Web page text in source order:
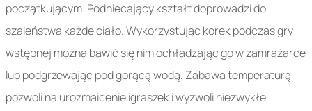
początkującym. Podniecający kształt doprowadzi do
szaleństwa każde ciało. Wykorzystując korek podczas gry
wstępnej można bawić się nim ochładzając go w zamrażarce
lub podgrzewając pod gorącą wodą. Zabawa temperaturą
pozwoli na urozmaicenie igraszek i wyzwoli niezwykłe